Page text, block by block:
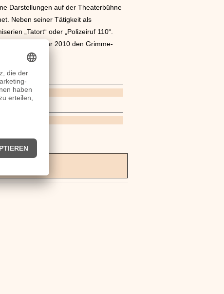
Darstellungen auf der Theaterbühne
Neben seiner Tätigkeit als
„Tatort“ oder „Polizeiruf 110“.
im Jahr 2010 den Grimme-